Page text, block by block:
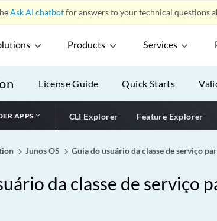
Ask AI chatbotfor answers to your technical questions
Products Services
License Guide Quick Starts
APPS CLI Explorer Feature Explorer
Junos OS Guia do usuário da classe de serviço
da classe de serviço